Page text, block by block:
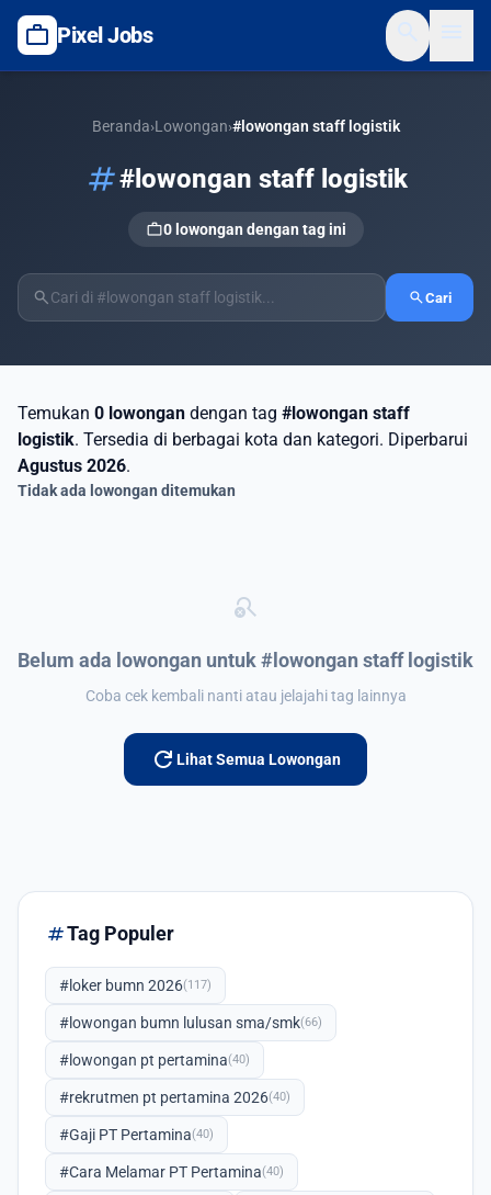
work Pixel Jobs
Beranda›Lowongan›#lowongan staff logistik
tag#lowongan staff logistik
work0 lowongan dengan tag ini
search searchCari
Temukan 0 lowongan dengan tag #lowongan staff
logistik. Tersedia di berbagai kota dan kategori. Diperbarui
Agustus 2026.
Tidak ada lowongan ditemukan
search_off
Belum ada lowongan untuk #lowongan staff logistik
Coba cek kembali nanti atau jelajahi tag lainnya
refresh Lihat Semua Lowongan
tagTag Populer
#loker bumn 2026(117)
#lowongan bumn lulusan sma/smk(66)
#lowongan pt pertamina(40)
#rekrutmen pt pertamina 2026(40)
#Gaji PT Pertamina(40)
#Cara Melamar PT Pertamina(40)